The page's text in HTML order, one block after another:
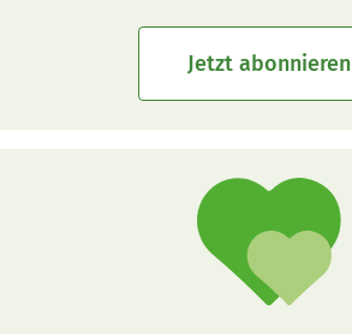
Jetzt abonnieren